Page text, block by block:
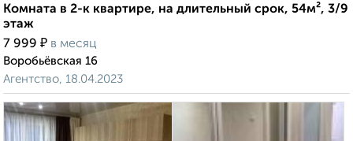
Комната в 2-к квартире, на длительный срок, 54м², 3/9
этаж
7 999 ₽ в месяц
Воробьёвская 16
Агентство, 18.04.2023